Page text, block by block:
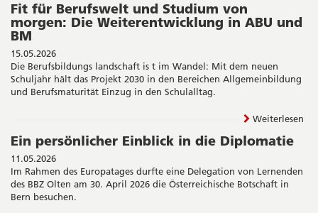
Fit für Berufswelt und Studium von
morgen: Die Weiterentwicklung in ABU und
BM
15.05.2026
Die Berufsbildungs landschaft is t im Wandel: Mit dem neuen
Schuljahr hält das Projekt 2030 in den Bereichen Allgemeinbildung
und Berufsmaturität Einzug in den Schulalltag.
Weiterlesen
Ein persönlicher Einblick in die Diplomatie
11.05.2026
Im Rahmen des Europatages durfte eine Delegation von Lernenden
des BBZ Olten am 30. April 2026 die Österreichische Botschaft in
Bern besuchen.